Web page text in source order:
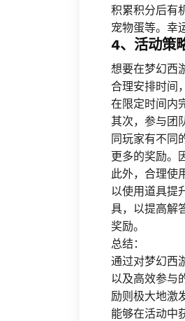
积累积分后有
宠物蛋等。幸
4、活动策
想要在梦幻西
合理安排时间
在限定时间内
其次，参与团
同玩家有不同
更多的奖励。
此外，合理使
以使用道具提
具，以提高解
奖励。
总结：
通过对梦幻西
以及高效参与
励则极大地激
能够在活动中